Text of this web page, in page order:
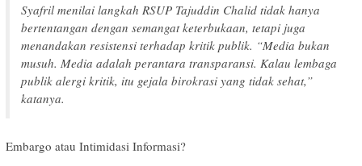
Syafril menilai langkah RSUP Tajuddin Chalid tidak hanya
bertentangan dengan semangat keterbukaan, tetapi juga
menandakan resistensi terhadap kritik publik. “Media bukan
musuh. Media adalah perantara transparansi. Kalau lembaga
publik alergi kritik, itu gejala birokrasi yang tidak sehat,”
katanya.
Embargo atau Intimidasi Informasi?